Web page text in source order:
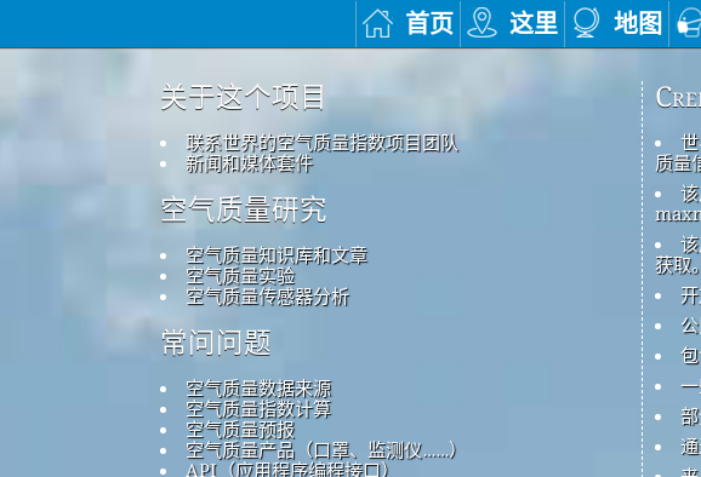
首页 这里 地图
关于这个项目
联系世界的空气质量指数项目团队
新闻和媒体套件
空气质量研究
空气质量知识库和文章
空气质量实验
空气质量传感器分析
常问问题
空气质量数据来源
空气质量指数计算
空气质量预报
空气质量产品（口罩、监测仪……）
API（应用程序编程接口）
质量
获取。